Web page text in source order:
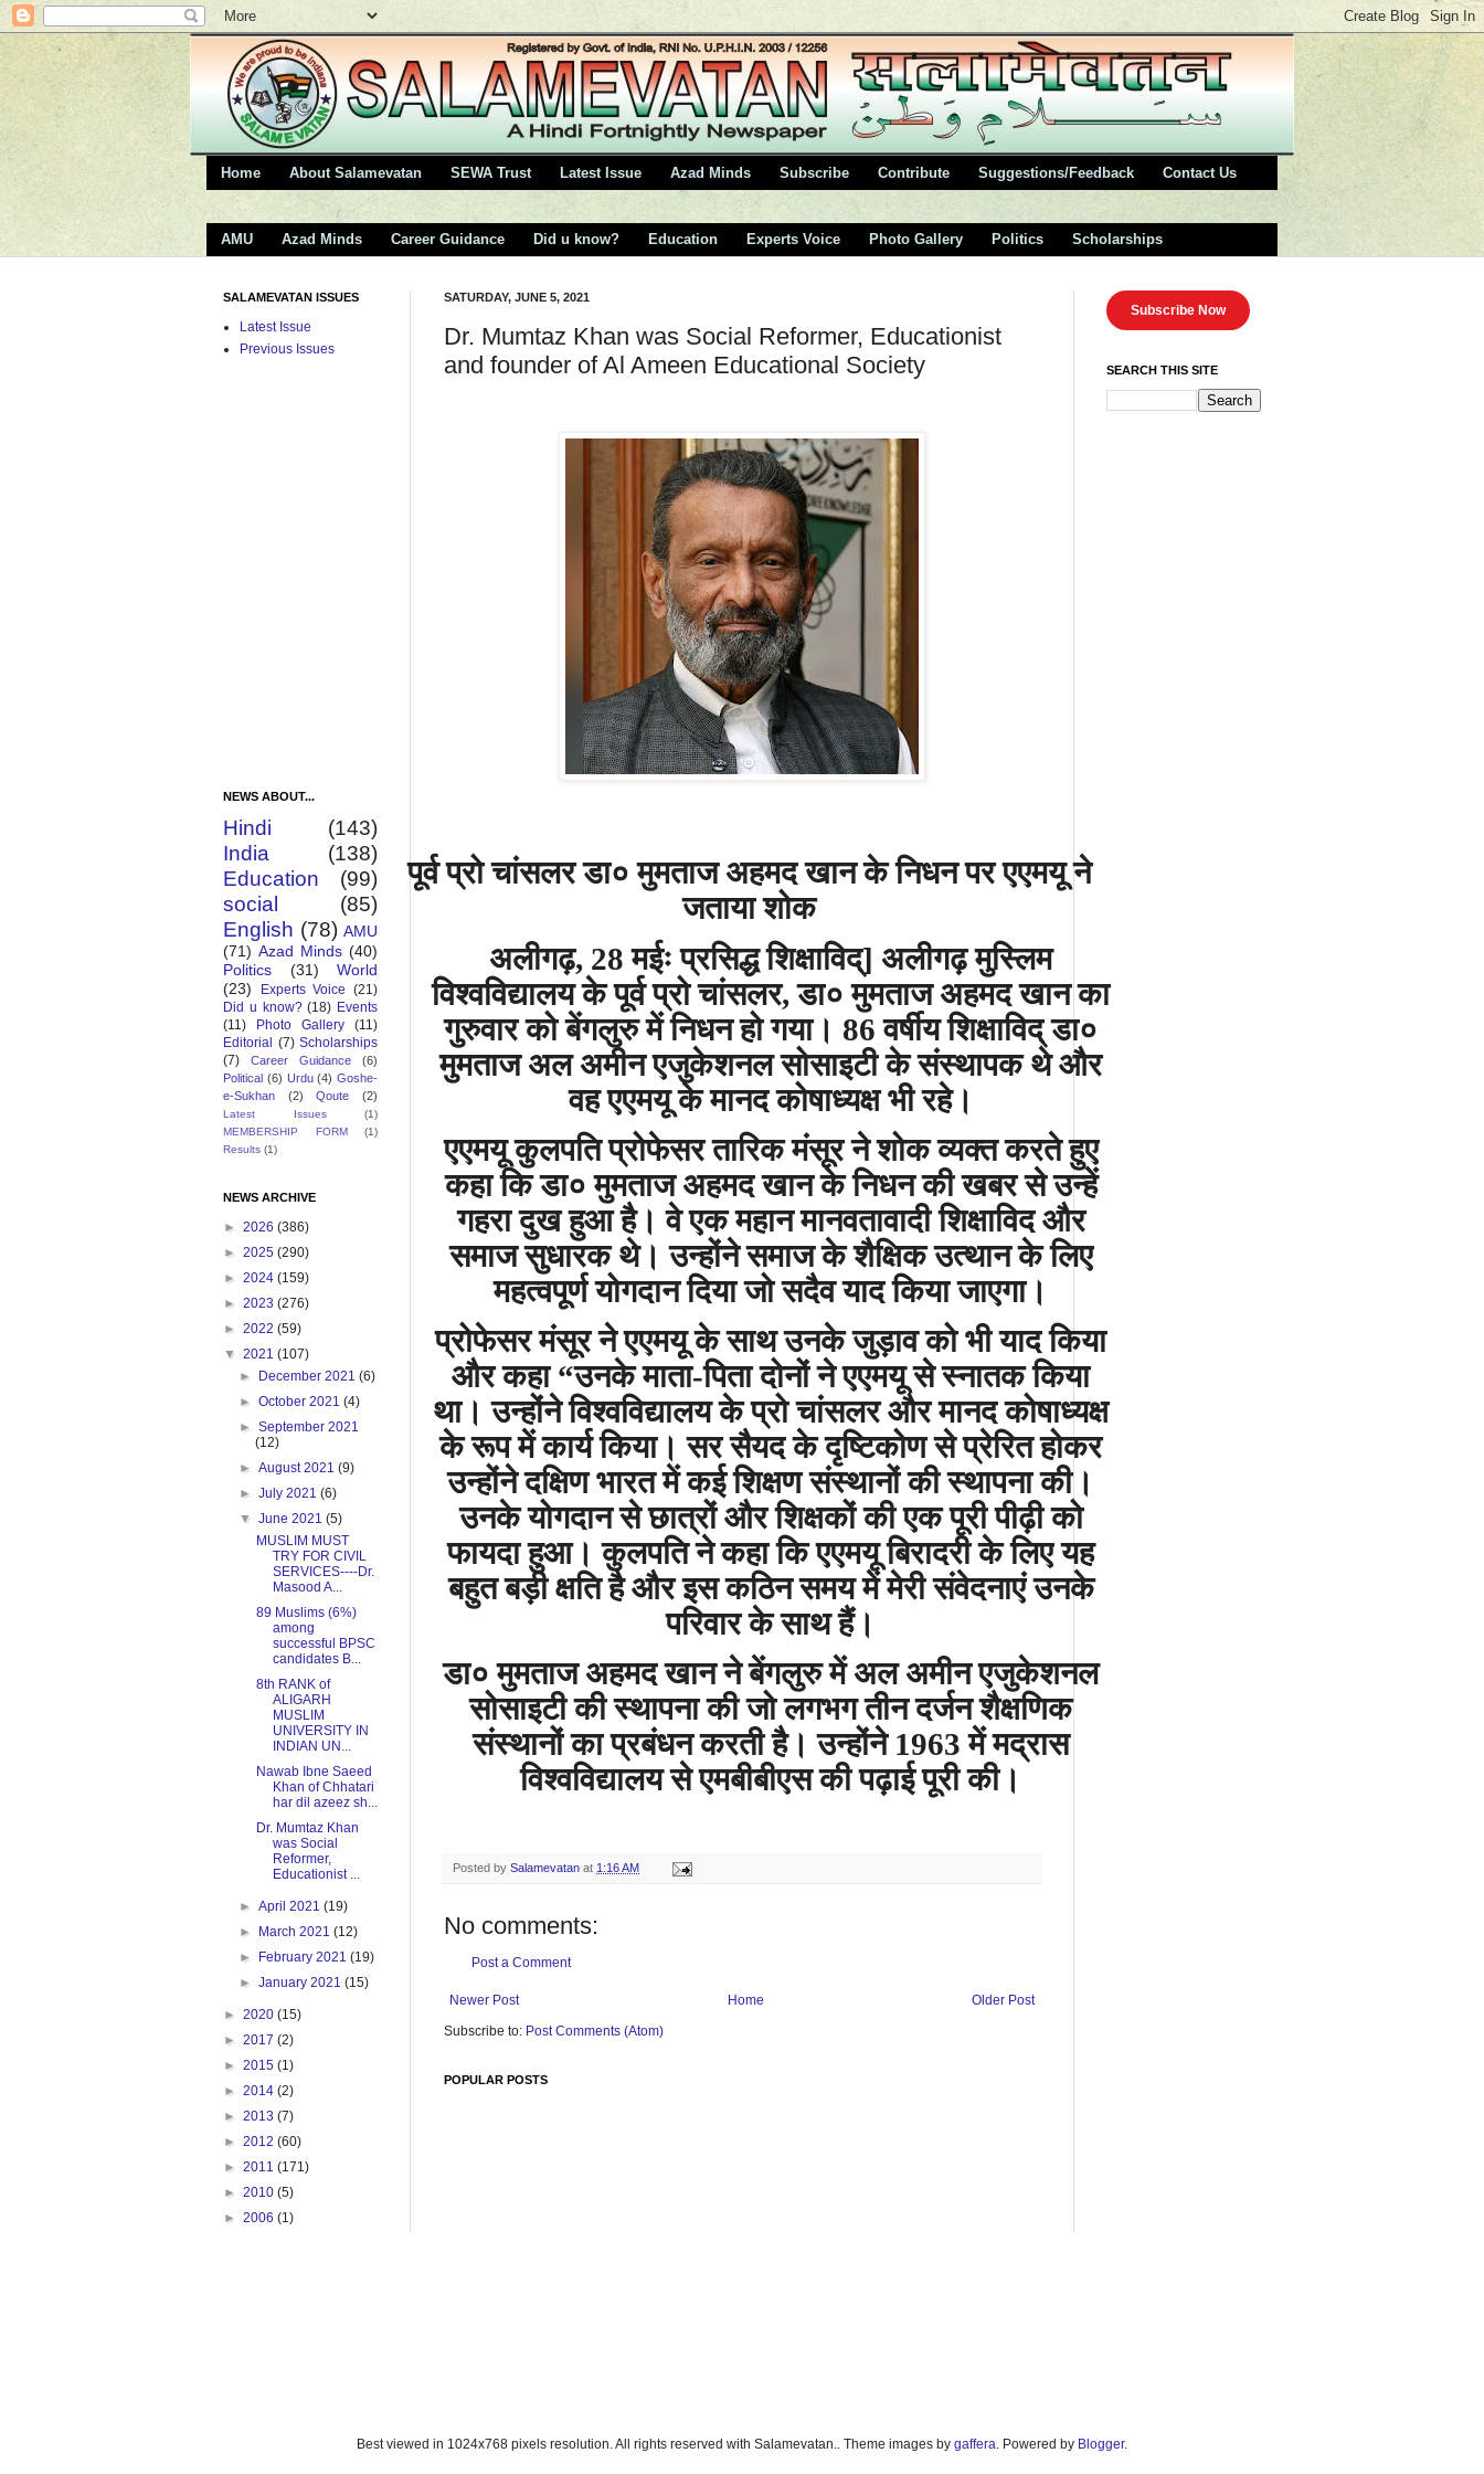
Home About Salamevatan SEWA Trust Latest Issue Azad Minds Subscribe Contribute Suggestions/Feedback Contact Us
AMU Azad Minds Career Guidance Did u know? Education Experts Voice Photo Gallery Politics Scholarships
SATURDAY, JUNE 5, 2021
Dr. Mumtaz Khan was Social Reformer, Educationist
and founder of Al Ameen Educational Society
पूर्व प्रो चांसलर डा० मुमताज अहमद खान के निधन पर एएमयू ने
जताया शोक
अलीगढ़, 28मईः प्रसिद्ध शिक्षाविद्] अलीगढ़ मुस्लिम
विश्वविद्यालय के पूर्व प्रो चांसलर,डा० मुमताज अहमद खान का
गुरुवार को बेंगलुरु में निधन हो गया। 86वर्षीय शिक्षाविद् डा०
मुमताज अल अमीन एजुकेशनल सोसाइटी के संस्थापक थे और
वह एएमयू के मानद कोषाध्यक्ष भी रहे।
एएमयू कुलपति प्रोफेसर तारिक मंसूर ने शोक व्यक्त करते हुए
कहा कि डा० मुमताज अहमद खान के निधन की खबर से उन्हें
गहरा दुख हुआ है। वे एक महान मानवतावादी शिक्षाविद और
समाज सुधारक थे। उन्होंने समाज के शैक्षिक उत्थान के लिए
महत्वपूर्ण योगदान दिया जो सदैव याद किया जाएगा।
प्रोफेसर मंसूर ने एएमयू के साथ उनके जुड़ाव को भी याद किया
और कहा “उनके माता-पिता दोनों ने एएमयू से स्नातक किया
था। उन्होंने विश्वविद्यालय के प्रो चांसलर और मानद कोषाध्यक्ष
के रूप में कार्य किया। सर सैयद के दृष्टिकोण से प्रेरित होकर
उन्होंने दक्षिण भारत में कई शिक्षण संस्थानों की स्थापना की।
उनके योगदान से छात्रों और शिक्षकों की एक पूरी पीढ़ी को
फायदा हुआ। कुलपति ने कहा कि एएमयू बिरादरी के लिए यह
बहुत बड़ी क्षति है और इस कठिन समय में मेरी संवेदनाएं उनके
परिवार के साथ हैं।
डा० मुमताज अहमद खान ने बेंगलुरु में अल अमीन एजुकेशनल
सोसाइटी की स्थापना की जो लगभग तीन दर्जन शैक्षणिक
संस्थानों का प्रबंधन करती है। उन्होंने 1963में मद्रास
विश्वविद्यालय से एमबीबीएस की पढ़ाई पूरी की।
Posted by Salamevatan at 1:16 AM
No comments:
Post a Comment
Newer Post Older Post
Home
Subscribe to: Post Comments (Atom)
POPULAR POSTS
SALAMEVATAN ISSUES
Latest Issue
Previous Issues
NEWS ABOUT...
Hindi
(143)
India
(138)
Education
(99)
social
(85)
English (78) AMU
(71) Azad Minds (40)
Politics
(31)
World
(23)
Experts Voice (21)
Did u know? (18) Events
(11)
Photo Gallery
(11)
Editorial (7) Scholarships
(7)
Career Guidance
(6)
Political (6) Urdu (4) Goshe-
e-Sukhan
(2) Qoute (2)
Latest Issues
(1)
MEMBERSHIP FORM
(1)
Results (1)
NEWS ARCHIVE
► 2026 (386)
► 2025 (290)
► 2024 (159)
► 2023 (276)
► 2022 (59)
▼ 2021 (107)
►
December 2021(6)
►October 2021(4)
►September 2021
(12)
►August 2021(9)
►July 2021(6)
▼June 2021(5)
MUSLIM MUST
TRY FOR CIVIL
SERVICES----Dr.
Masood A...
89 Muslims (6%)
among
successful BPSC
candidates B...
8th RANK of
ALIGARH
MUSLIM
UNIVERSITY IN
INDIAN UN...
Nawab Ibne Saeed
Khan of Chhatari
har dil azeez sh...
Dr. Mumtaz Khan
was Social
Reformer,
Educationist ...
►April 2021(19)
►
March 2021(12)
►
February 2021(19)
►January 2021(15)
► 2020 (15)
► 2017 (2)
► 2015 (1)
► 2014 (2)
► 2013 (7)
► 2012 (60)
► 2011 (171)
► 2010 (5)
► 2006 (1)
Subscribe Now
SEARCH THIS SITE
Best viewed in 1024x768 pixels resolution. All rights reserved with Salamevatan.. Theme images by gaffera. Powered by Blogger.